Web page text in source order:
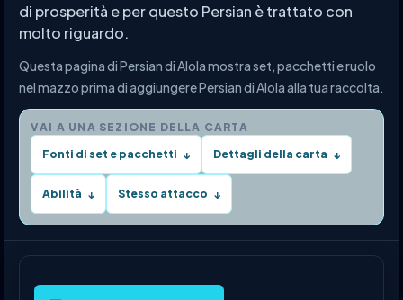
di prosperità e per questo Persian è trattato con
molto riguardo.
Questa pagina di Persian di Alola mostra set, pacchetti e ruolo
nel mazzo prima di aggiungere Persian di Alola alla tua raccolta.
VAI A UNA SEZIONE DELLA CARTA
Fonti di set e pacchetti ↓ Dettagli della carta ↓
Abilità ↓ Stesso attacco ↓